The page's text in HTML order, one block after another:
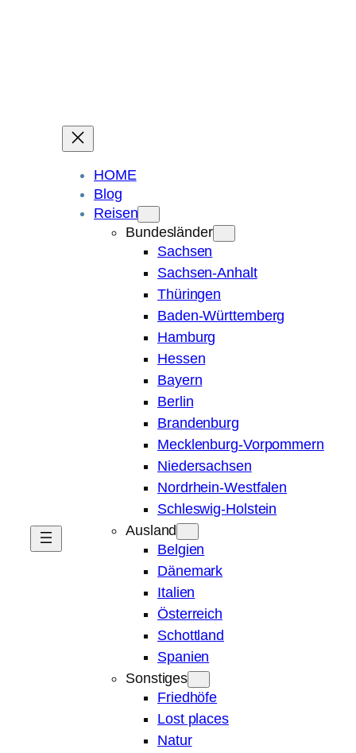
HOME
Blog
Reisen
Bundesländer
Sachsen
Sachsen-Anhalt
Thüringen
Baden-Württemberg
Hamburg
Hessen
Bayern
Berlin
Brandenburg
Mecklenburg-Vorpommern
Niedersachsen
Nordrhein-Westfalen
Schleswig-Holstein
Ausland
Belgien
Dänemark
Italien
Österreich
Schottland
Spanien
Sonstiges
Friedhöfe
Lost places
Natur